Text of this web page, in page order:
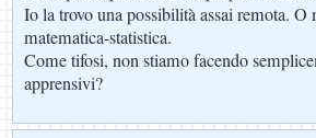
Io la trovo una possibilità assai remota.
matematica-statistica.
Come tifosi, non stiamo facendo
apprensivi?